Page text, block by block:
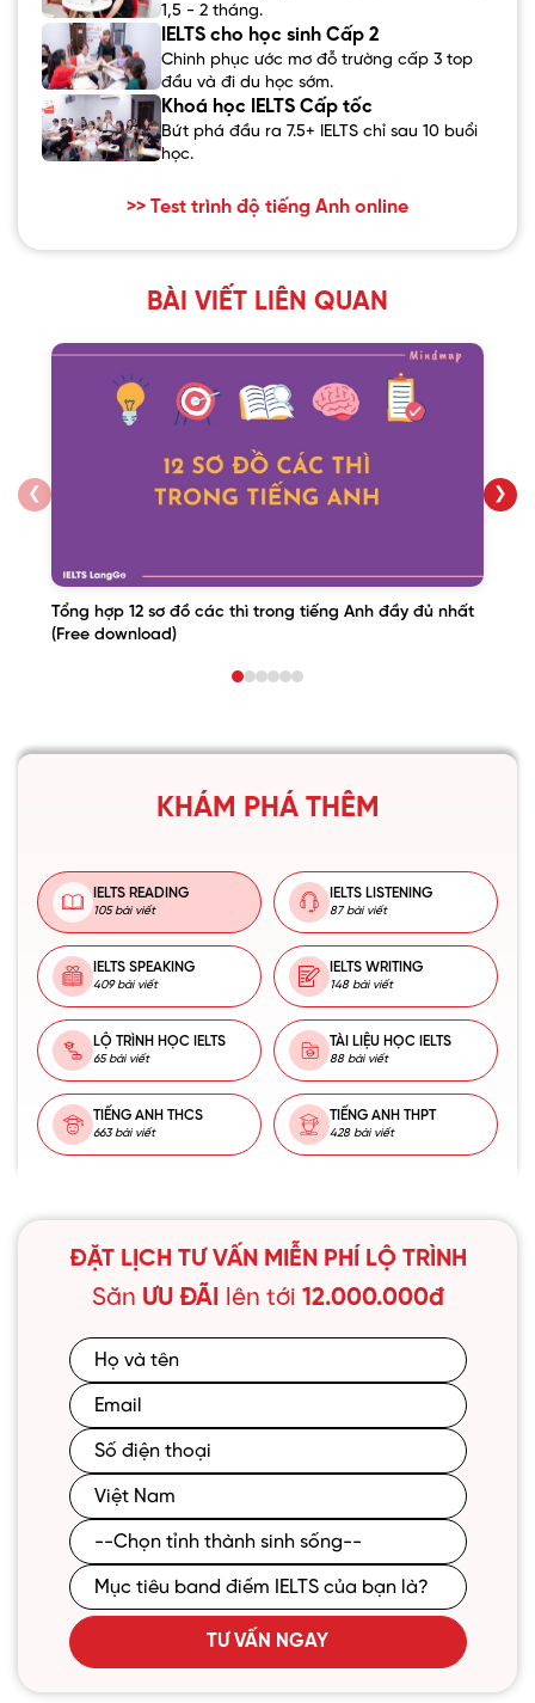
1,5 - 2 tháng.
IELTS cho học sinh Cấp 2
Chinh phục ước mơ đỗ trường cấp 3 top
đầu và đi du học sớm.
Khoá học IELTS Cấp tốc
Bứt phá đầu ra 7.5+ IELTS chỉ sau 10 buổi
học.
>> Test trình độ tiếng Anh online
BÀI VIẾT LIÊN QUAN
❮
Tổng hợp 12 sơ đồ các thì trong tiếng Anh đầy đủ nhất
(Free download)
❯
KHÁM PHÁ THÊM
IELTS READING
105 bài viết
IELTS LISTENING
87 bài viết
IELTS SPEAKING
409 bài viết
IELTS WRITING
148 bài viết
LỘ TRÌNH HỌC IELTS
65 bài viết
TÀI LIỆU HỌC IELTS
88 bài viết
TIẾNG ANH THCS
663 bài viết
TIẾNG ANH THPT
428 bài viết
ĐẶT LỊCH TƯ VẤN MIỄN PHÍ LỘ TRÌNH
Săn ƯU ĐÃI lên tới 12.000.000đ
TƯ VẤN NGAY